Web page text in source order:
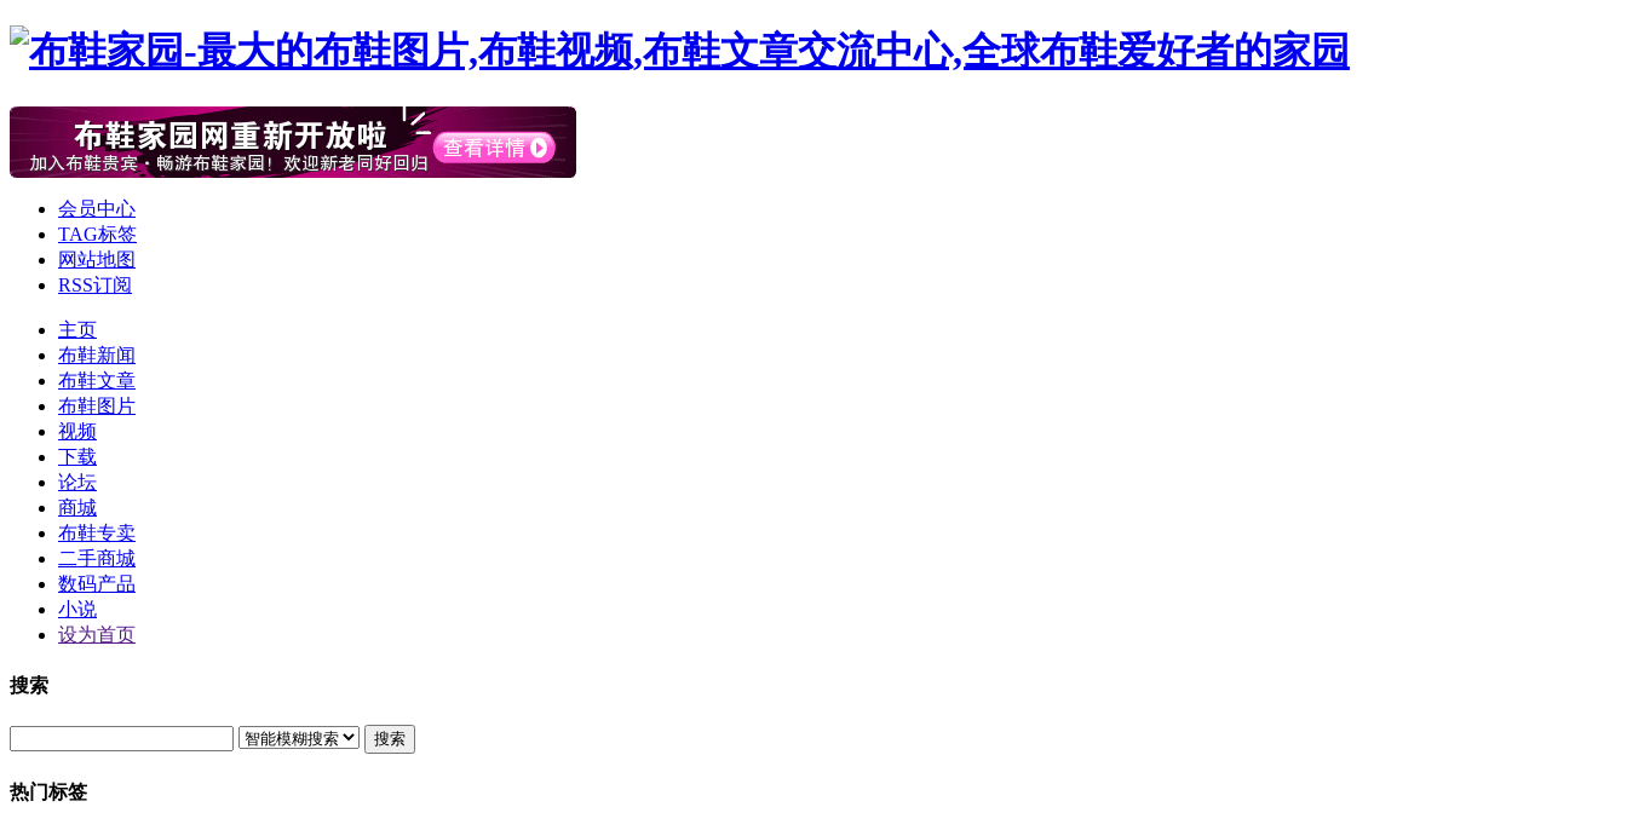
会员中心
TAG标签
网站地图
RSS订阅
主页
布鞋新闻
布鞋文章
布鞋图片
视频
下载
论坛
商城
布鞋专卖
二手商城
数码产品
小说
设为首页
搜索
搜索
热门标签